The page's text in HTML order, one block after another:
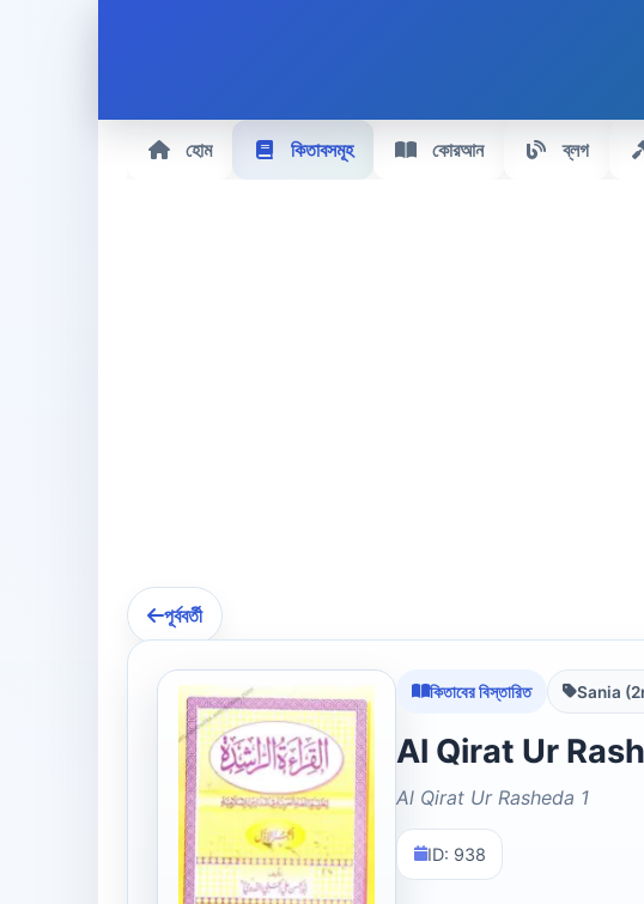
হোম কিতাবসমূহ কোরআন ব্লগ
পূর্ববর্তী
কিতাবের বিস্তারিত
Al Qirat Ur Rasheda 1
ID: 938